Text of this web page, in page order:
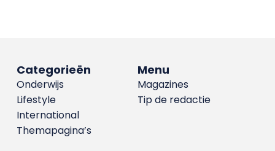
Menu
Magazines
Tip de redactie
Categorieën
Onderwijs
Lifestyle
International
Themapagina’s